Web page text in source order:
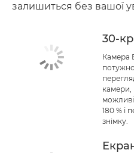
залишиться без вашої
30-
Камера
камери,
180 % і
знімку.